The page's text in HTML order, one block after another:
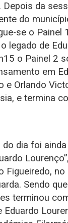
Depois da
do
se o Painel
legado de
o Painel 2
em
e Orlando
e termina
dia foi
Figueiredo,
Sendo
terminou